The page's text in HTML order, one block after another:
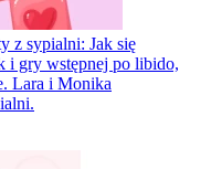
z sypialni: Jak się
i gry wstępnej po libido,
Lara i Monika